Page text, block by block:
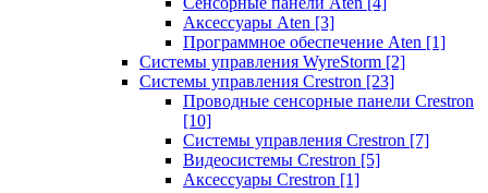
Аксессуары Aten [3]
Программное обеспечение Aten [1]
Системы управления WyreStorm [2]
Системы управления Crestron [23]
Проводные сенсорные панели Crestron
[10]
Системы управления Crestron [7]
Видеосистемы Crestron [5]
Аксессуары Crestron [1]